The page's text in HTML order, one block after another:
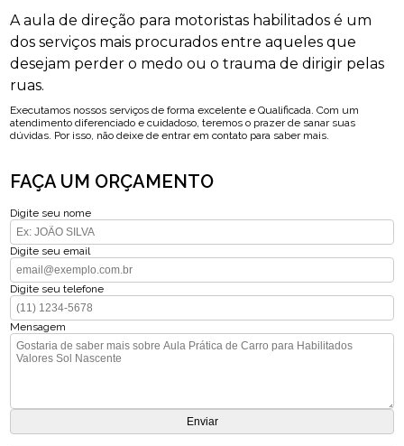
A aula de direção para motoristas habilitados é um
dos serviços mais procurados entre aqueles que
desejam perder o medo ou o trauma de dirigir pelas
ruas.
Executamos nossos serviços de forma excelente e Qualificada. Com um
atendimento diferenciado e cuidadoso, teremos o prazer de sanar suas
dúvidas. Por isso, não deixe de entrar em contato para saber mais.
FAÇA UM ORÇAMENTO
Digite seu nome
Digite seu email
Digite seu telefone
Mensagem